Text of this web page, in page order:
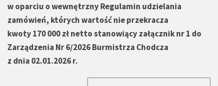
w oparciu o wewnętrznyRegulamin udzielania
zamówień, których wartość nie przekracza
kwoty 170 000 zł netto stanowiący załącznik nr 1 do
Zarządzenia Nr 6/2026 Burmistrza Chodcza
z dnia 02.01.2026 r.